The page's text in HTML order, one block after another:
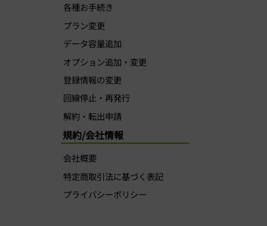
各種お手続き
プラン変更
データ容量追加
オプション追加・変更
登録情報の変更
回線停止・再発行
解約・転出申請
規約/会社情報
会社概要
特定商取引法に基づく表記
プライバシーポリシー